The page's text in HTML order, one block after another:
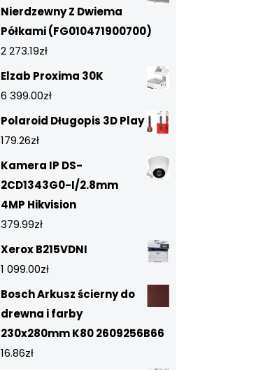
Nierdzewny Z Dwiema
Półkami (FG010471900700)
2 273.19zł
Elzab Proxima 30K
6 399.00zł
Polaroid Długopis 3D Play
179.26zł
Kamera IP DS-
2CD1343G0-I/2.8mm
4MP Hikvision
379.99zł
Xerox B215VDNI
1 099.00zł
Bosch Arkusz ścierny do
drewna i farby
230x280mm K80 2609256B66
16.86zł